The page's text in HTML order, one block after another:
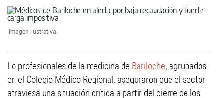
Imagen ilustrativa
Lo profesionales de la medicina de Bariloche, agrupados
en el Colegio Médico Regional, aseguraron que el sector
atraviesa una situación crítica a partir del cierre de los